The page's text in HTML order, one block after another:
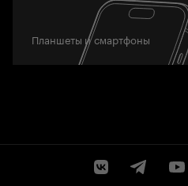
Планшеты и смартфоны